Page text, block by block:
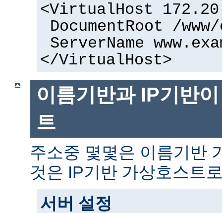
<VirtualHost
DocumentRoot /
ServerName
</VirtualHost>
이름기반과 IP기반
트
주소중 몇몇은 이름기반
것은 IP기반 가상호스트
서버 설정